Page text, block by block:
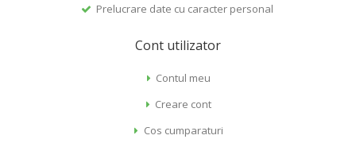
Prelucrare date cu caracter personal
Cont utilizator
Contul meu
Creare cont
Cos cumparaturi